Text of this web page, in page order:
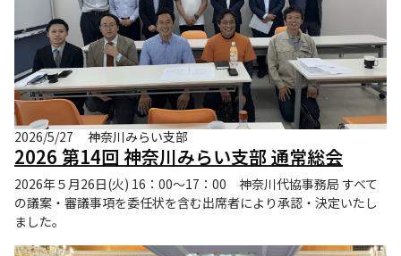
2026/5/27 神奈川みらい支部
2026 第14回 神奈川みらい支部 通常総会
2026年５月26日(火) 16：00～17：00 神奈川代協事務局 すべて
の議案・審議事項を委任状を含む出席者により承認・決定いたし
ました。